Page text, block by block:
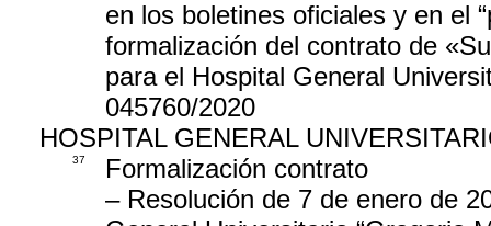
en los boletines oficiales y en el
formalización del contrato de
para el Hospital General
045760/2020
HOSPITAL GENERAL
37
Formalización contrato
– Resolución de 7 de enero de